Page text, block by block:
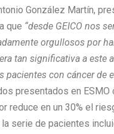
González Martín,
que “desde GEICO nos
orgullosos por
tan significativa a este
pacientes con cáncer de
presentados en ESMO
reduce en un 30% el
serie de pacientes